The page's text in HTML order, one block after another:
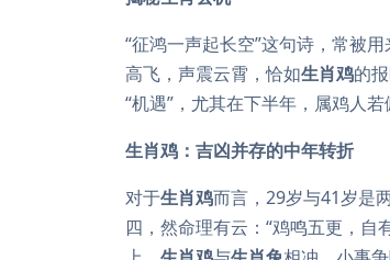
“征鸿一声起长空”这句诗，常被
高飞，声震云霄，恰如生肖鸡的
“机遇”，尤其在下半年，属鸡人
生肖鸡：吉凶并存的中年转折
对于生肖鸡而言，29岁与41岁是
四，然命理有云：“鸡鸣五更，自